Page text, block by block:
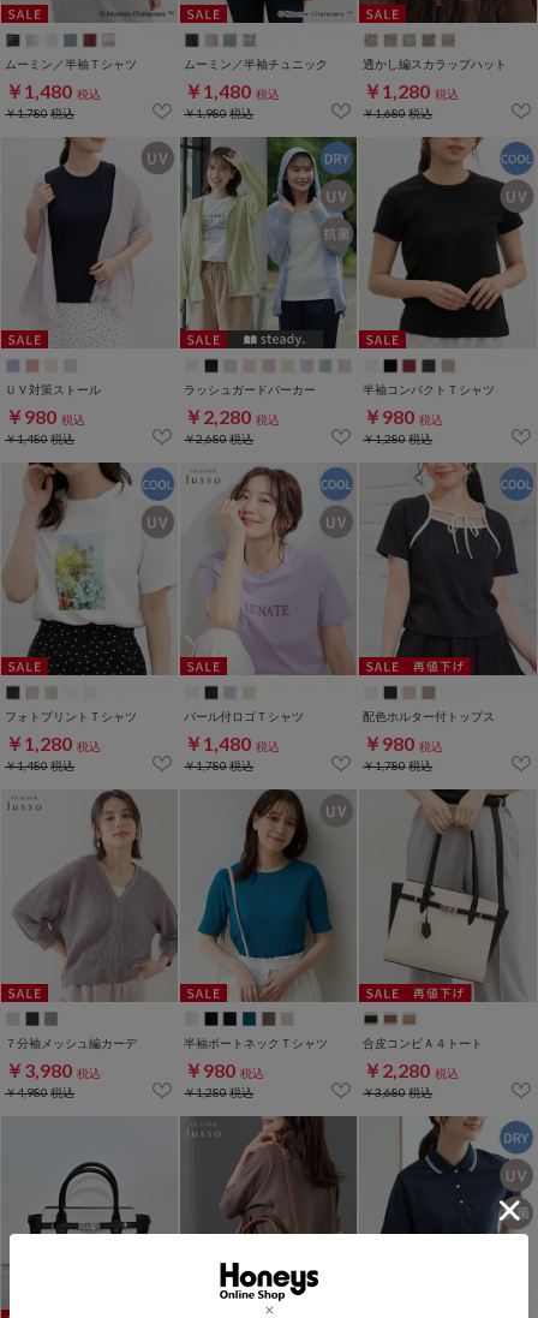
ムーミン／半袖Ｔシャツ
￥1,480 税込
￥1,780税込
ムーミン／半袖チュニック
￥1,480 税込
￥1,980税込
透かし編スカラップハット
￥1,280 税込
￥1,680税込
ＵＶ対策ストール
￥980 税込
￥1,480税込
ラッシュガードパーカー
￥2,280 税込
￥2,680税込
半袖コンパクトＴシャツ
￥980 税込
￥1,280税込
フォトプリントＴシャツ
￥1,280 税込
￥1,480税込
パール付ロゴＴシャツ
￥1,480 税込
￥1,780税込
配色ホルター付トップス
￥980 税込
￥1,780税込
７分袖メッシュ編カーデ
￥3,980 税込
￥4,980税込
半袖ボートネックＴシャツ
￥980 税込
￥1,280税込
合皮コンビＡ４トート
￥2,280 税込
￥3,680税込